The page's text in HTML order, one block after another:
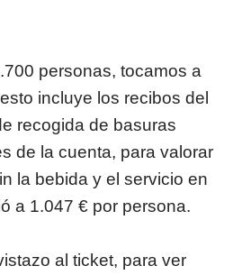
personas, tocamos a
incluye los recibos del
recogida de basuras
de la cuenta, para valorar
la bebida y el servicio en
a 1.047 € por persona.
al ticket, para ver